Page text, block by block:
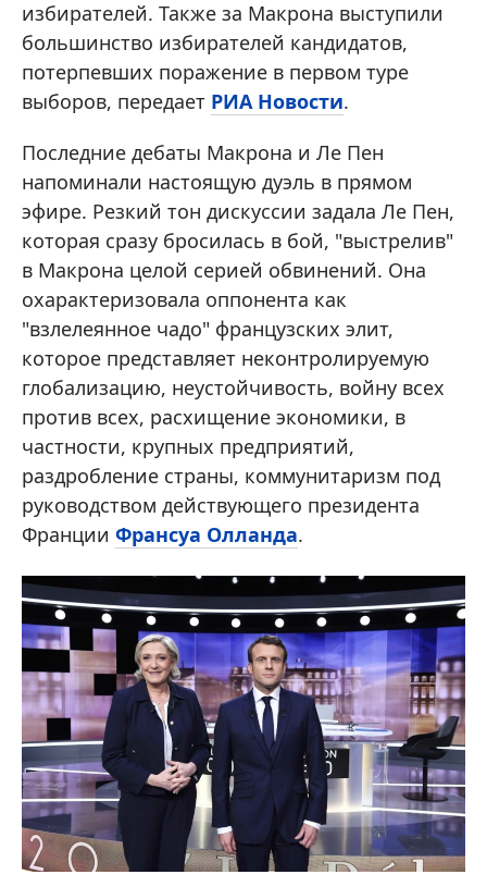
избирателей. Также за Макрона выступили
большинство избирателей кандидатов,
потерпевших поражение в первом туре
выборов, передает РИА Новости.
Последние дебаты Макрона и Ле Пен
напоминали настоящую дуэль в прямом
эфире. Резкий тон дискуссии задала Ле Пен,
которая сразу бросилась в бой, "выстрелив"
в Макрона целой серией обвинений. Она
охарактеризовала оппонента как
"взлелеянное чадо" французских элит,
которое представляет неконтролируемую
глобализацию, неустойчивость, войну всех
против всех, расхищение экономики, в
частности, крупных предприятий,
раздробление страны, коммунитаризм под
руководством действующего президента
Франции Франсуа Олланда.